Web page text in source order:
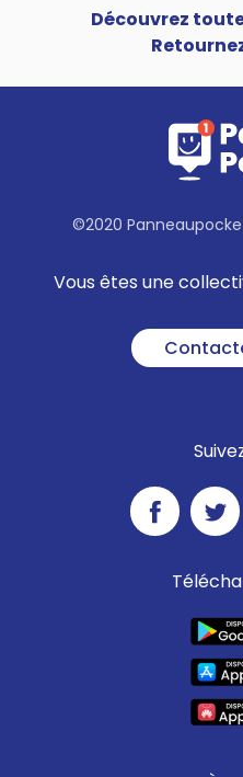
Découvrez
©2020
Vous êtes une